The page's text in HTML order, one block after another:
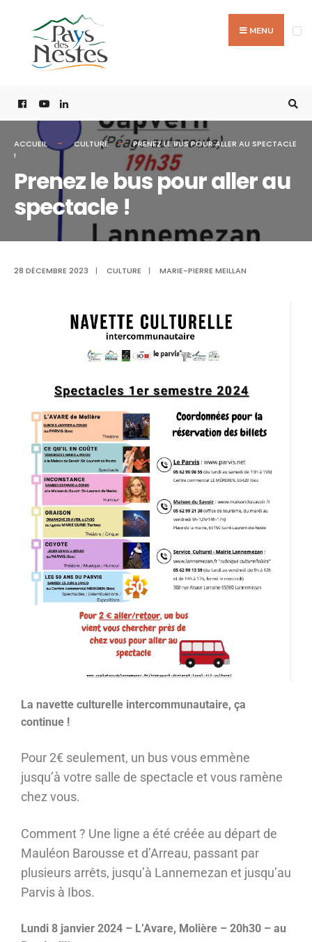
MENU
ACCUEIL CULTURE
PRENEZ LE BUS POUR ALLER AU SPECTACLE
!
Prenez le bus pour aller au
spectacle !
28 DÉCEMBRE 2023 | CULTURE | MARIE-PIERRE MEILLAN
La navette culturelle intercommunautaire, ça
continue !
Pour 2€ seulement, un bus vous emmène
jusqu’à votre salle de spectacle et vous ramène
chez vous.
Comment ? Une ligne a été créée au départ de
Mauléon Barousse et d’Arreau, passant par
plusieurs arrêts, jusqu’à Lannemezan et jusqu’au
Parvis à Ibos.
Lundi 8 janvier 2024 – L’Avare, Molière – 20h30 – au